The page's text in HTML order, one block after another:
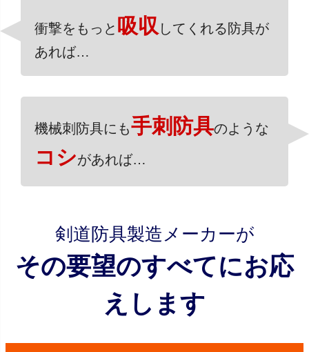
衝撃をもっと 吸収 してくれる防具が
あれば…
機械刺防具にも手刺防具のような
コシがあれば…
剣道防具製造メーカーが
その要望のすべてにお応
えします